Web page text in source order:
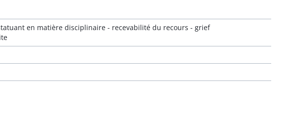
en matière disciplinaire - recevabilité du recours - grief